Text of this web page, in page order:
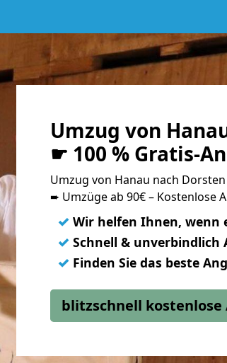
Umzug von
☛ 100 % Gratis-
Umzug von Hanau nach
➨ Umzüge ab 90€ – Kostenlose
✓ Wir helfen Ihnen, wenn
✓ Schnell & unverbindlich
✓ Finden Sie das beste
blitzschnell